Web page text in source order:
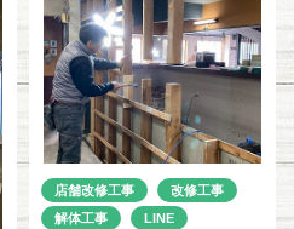
店舗改修工事
改修工事
解体工事
LINE